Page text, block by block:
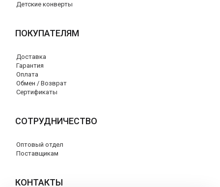
Детские конверты
ПОКУПАТЕЛЯМ
Доставка
Гарантия
Оплата
Обмен / Возврат
Сертификаты
СОТРУДНИЧЕСТВО
Оптовый отдел
Поставщикам
КОНТАКТЫ